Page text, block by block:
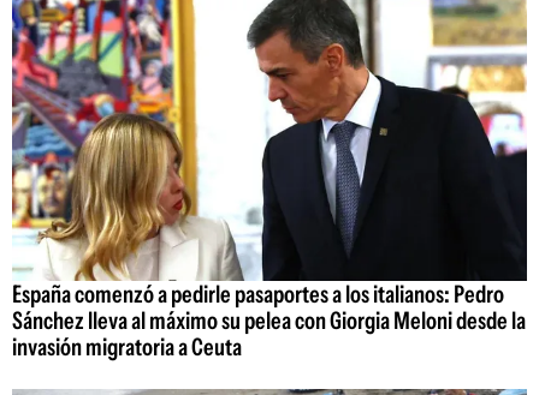
España comenzó a pedirle pasaportes a los italianos: Pedro
Sánchez lleva al máximo su pelea con Giorgia Meloni desde la
invasión migratoria a Ceuta